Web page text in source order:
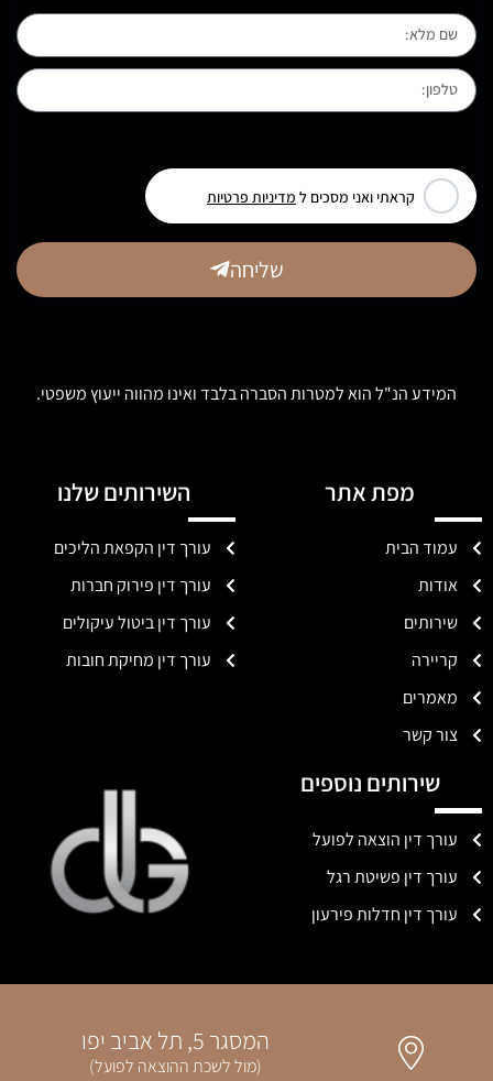
קראתי ואני מסכים ל מדיניות פרטיות
שליחה
המידע הנ"ל הוא למטרות הסברה בלבד ואינו מהווה ייעוץ משפטי.
מפת אתר
עמוד הבית
אודות
שירותים
קריירה
מאמרים
צור קשר
השירותים שלנו
עורך דין הקפאת הליכים
עורך דין פירוק חברות
עורך דין ביטול עיקולים
עורך דין מחיקת חובות
שירותים נוספים
עורך דין הוצאה לפועל
עורך דין פשיטת רגל
עורך דין חדלות פירעון
המסגר 5, תל אביב יפו
(מול לשכת ההוצאה לפועל)